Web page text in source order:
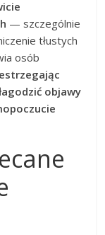
— szczególnie
tłustych
osób
objawy